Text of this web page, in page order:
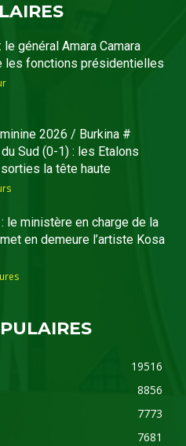
le général Amara Camara
les fonctions présidentielles
2026 / Burkina #
Sud (0-1) : les Etalons
la tête haute
: le ministère en charge de la
en demeure l’artiste Kosa
19516
8856
7773
7681